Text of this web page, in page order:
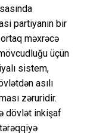
partiyanın bir
məxrəcə
üçün
sistem,
asılı
zəruridir.
dövlət inkişaf